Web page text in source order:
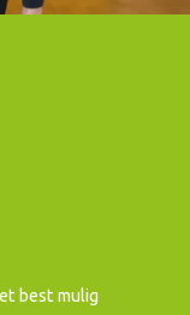
best mulig